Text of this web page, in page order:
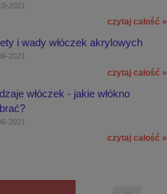
2021
czytaj całość »
i wady włóczek akrylowych
2021
czytaj całość »
włóczek - jakie włókno
2021
czytaj całość »